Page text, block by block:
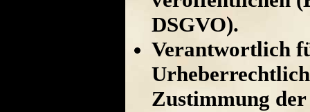
DSGVO).
Verantwortlich
Zustimmung